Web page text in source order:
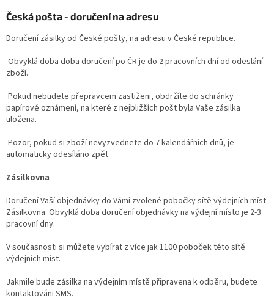
Česká pošta - doručení na adresu
Doručení zásilky od České pošty, na adresu v České republice.
Obvyklá doba doba doručení po ČR je do 2 pracovních dní od odeslání
zboží.
Pokud nebudete přepravcem zastiženi, obdržíte do schránky
papírové oznámení, na které z nejbližších pošt byla Vaše zásilka
uložena.
Pozor, pokud si zboží nevyzvednete do 7 kalendářních dnů, je
automaticky odesíláno zpět.
Zásilkovna
Doručení Vaší objednávky do Vámi zvolené pobočky sítě výdejních míst
Zásilkovna. Obvyklá doba doručení objednávky na výdejní místo je 2-3
pracovní dny.
V současnosti si můžete vybírat z více jak 1100 poboček této sítě
výdejních míst.
Jakmile bude zásilka na výdejním místě připravena k odběru, budete
kontaktováni SMS.